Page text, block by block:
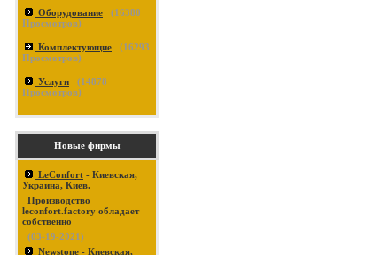
Оборудование (16380
Просмотров)
Комплектующие (16293
Просмотров)
Услуги (14878
Просмотров)
Новые фирмы
LeConfort - Киевская,
Украина, Киев.
Производство
leconfort.factory обладает
собственно
(03-19-2021)
Newstone - Киевская,